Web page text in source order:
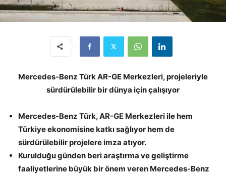
Mercedes-Benz Türk AR-GE Merkezleri, projeleriyle
sürdürülebilir bir dünya için çalışıyor
Mercedes-Benz Türk, AR-GE Merkezleri ile hem
Türkiye ekonomisine katkı sağlıyor hem de
sürdürülebilir projelere imza atıyor.
Kurulduğu günden beri araştırma ve geliştirme
faaliyetlerine büyük bir önem veren Mercedes-Benz